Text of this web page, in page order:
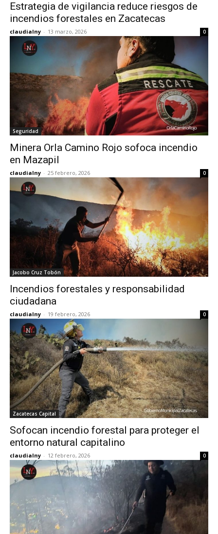
Estrategia de vigilancia reduce riesgos de
incendios forestales en Zacatecas
claudialny - 13 marzo, 2026 0
Seguridad
Minera Orla Camino Rojo sofoca incendio
en Mazapil
claudialny - 25 febrero, 2026 0
Jacobo Cruz Tobón
Incendios forestales y responsabilidad
ciudadana
claudialny - 19 febrero, 2026 0
Zacatecas Capital
Sofocan incendio forestal para proteger el
entorno natural capitalino
claudialny - 12 febrero, 2026 0